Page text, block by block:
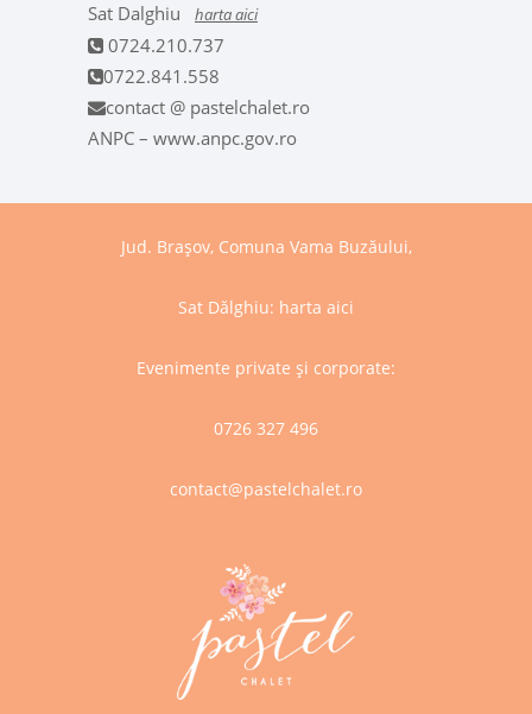
Sat Dalghiu
harta aici
0724.210.737
0722.841.558
contact @ pastelchalet.ro
ANPC – www.anpc.gov.ro
Jud. Brașov, Comuna Vama Buzăului,
Sat Dălghiu: harta aici
Evenimente private și corporate:
0726 327 496
contact@pastelchalet.ro